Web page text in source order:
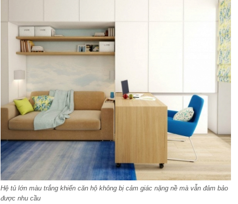
Hệ tủ lớn màu trắng khiến căn hộ không bị cảm giác nặng nề mà vẫn đảm bảo
được nhu cầu